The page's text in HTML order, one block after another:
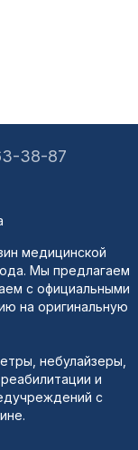
38-87
медицинской
Мы предлагаем
с официальными
на оригинальную
небулайзеры,
и
с